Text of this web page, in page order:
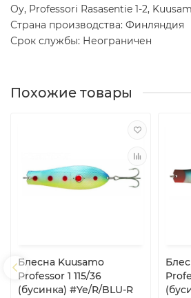
Oy, Professori Rasasentie 1-2,
Страна производства: Финляндия
Срок службы: Неограничен
Похожие товары
Блесна Kuusamo
Professor 1 115/36
(бусинка) #Ye/R/BLU-R